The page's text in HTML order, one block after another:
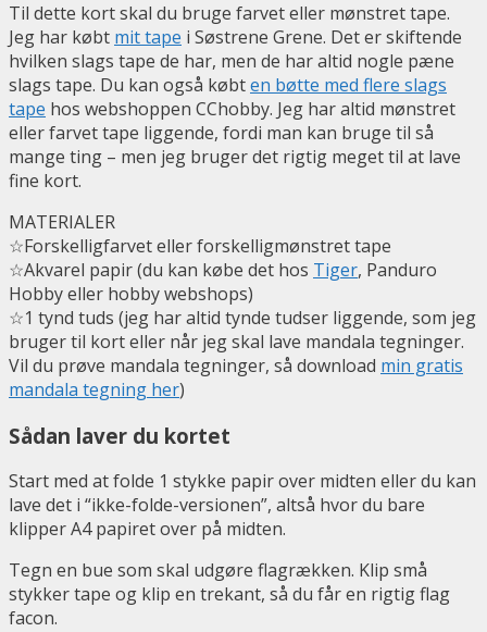
Til dette kort skal du bruge farvet eller mønstret tape.
Jeg har købt mit tape i Søstrene Grene. Det er skiftende
hvilken slags tape de har, men de har altid nogle pæne
slags tape. Du kan også købten bøtte med flere slags
tape hos webshoppen CChobby. Jeg har altid mønstret
eller farvet tape liggende, fordi man kan bruge til så
mange ting – men jeg bruger det rigtig meget til at lave
fine kort.
MATERIALER
☆Forskelligfarvet eller forskelligmønstret tape
☆Akvarel papir (du kan købe det hos Tiger, Panduro
Hobby eller hobby webshops)
☆1 tynd tuds (jeg har altid tynde tudser liggende, som jeg
bruger til kort eller når jeg skal lave mandala tegninger.
Vil du prøve mandala tegninger, så download min gratis
mandala tegning her)
Sådan laver du kortet
Start med at folde 1 stykke papir over midten eller du kan
lave det i “ikke-folde-versionen”, altså hvor du bare
klipper A4 papiret over på midten.
Tegn en bue som skal udgøre flagrækken. Klip små
stykker tape og klip en trekant, så du får en rigtig flag
facon.